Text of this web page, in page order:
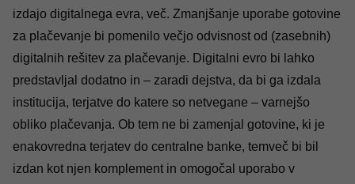
izdajo digitalnega evra, več. Zmanjšanje uporabe gotovine
za plačevanje bi pomenilo večjo odvisnost od (zasebnih)
digitalnih rešitev za plačevanje. Digitalni evro bi lahko
predstavljal dodatno in – zaradi dejstva, da bi ga izdala
institucija, terjatve do katere so netvegane – varnejšo
obliko plačevanja. Ob tem ne bi zamenjal gotovine, ki je
enakovredna terjatev do centralne banke, temveč bi bil
izdan kot njen komplement in omogočal uporabo v